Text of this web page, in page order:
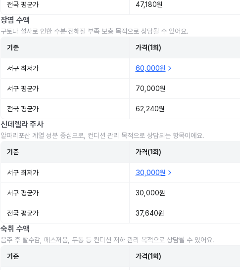
전국 평균가 47,180원
장염 수액
구토나 설사로 인한 수분·전해질 부족 보충 목적으로 상담될 수 있어요.
기준 가격(1회)
서구 최저가 60,000원
서구 평균가 70,000원
전국 평균가 62,240원
신데렐라 주사
알파리포산 계열 성분 중심으로, 컨디션 관리 목적으로 상담되는 항목이에요.
기준 가격(1회)
서구 최저가 30,000원
서구 평균가 30,000원
전국 평균가 37,640원
숙취 수액
음주 후 탈수감, 메스꺼움, 두통 등 컨디션 저하 관리 목적으로 상담될 수 있어요.
기준 가격(1회)